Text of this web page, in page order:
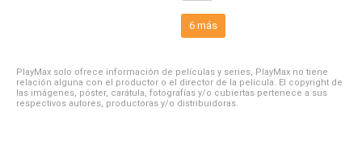
6 más
PlayMax solo ofrece información de películas y series, PlayMax no tiene
relación alguna con el productor o el director de la película. El copyright de
las imágenes, póster, carátula, fotografías y/o cubiertas pertenece a sus
respectivos autores, productoras y/o distribuidoras.